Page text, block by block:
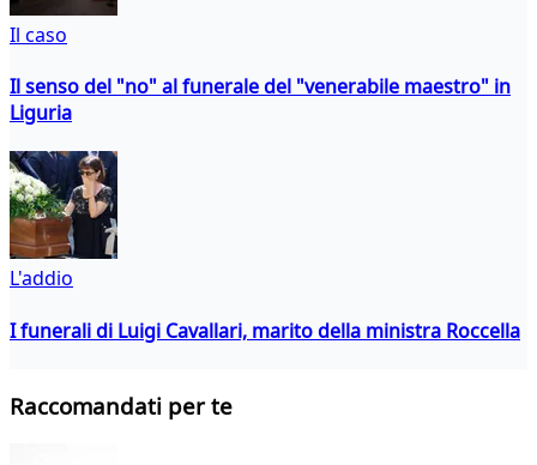
Il caso
Il senso del "no" al funerale del "venerabile maestro" in
Liguria
L'addio
I funerali di Luigi Cavallari, marito della ministra Roccella
Raccomandati per te